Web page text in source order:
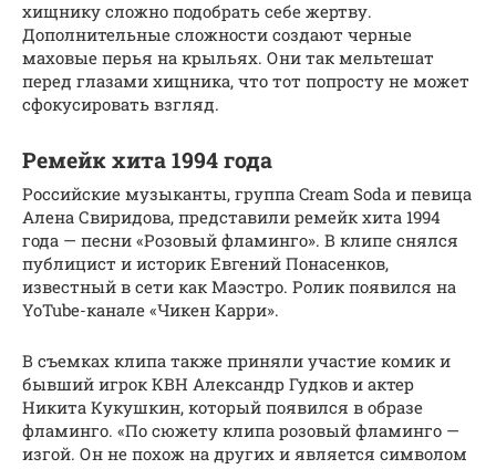
хищнику сложно подобрать себе жертву.
Дополнительные сложности создают черные
маховые перья на крыльях. Они так мельтешат
перед глазами хищника, что тот попросту не может
сфокусировать взгляд.
Ремейк хита 1994 года
Российские музыканты, группа Cream Soda и певица
Алена Свиридова, представили ремейк хита 1994
года — песни «Розовый фламинго». В клипе снялся
публицист и историк Евгений Понасенков,
известный в сети как Маэстро. Ролик появился на
YoTube-канале «Чикен Карри».
В съемках клипа также приняли участие комик и
бывший игрок КВН Александр Гудков и актер
Никита Кукушкин, который появился в образе
фламинго. «По сюжету клипа розовый фламинго —
изгой. Он не похож на других и является символом